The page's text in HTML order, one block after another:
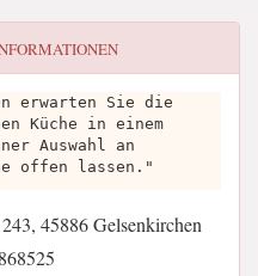
erwarten Sie die
Küche in einem
Auswahl an
offen lassen."
45886 Gelsenkirchen